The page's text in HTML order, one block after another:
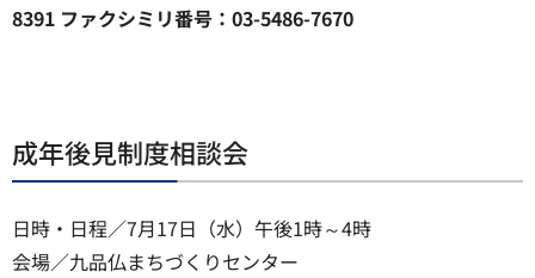
8391 ファクシミリ番号：03-5486-7670
成年後見制度相談会
日時・日程／7月17日（水）午後1時～4時
会場／九品仏まちづくりセンター